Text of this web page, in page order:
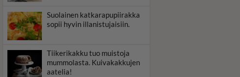
Suolainen katkarapupiirakka
sopii hyvin illanistujaisiin.
Tiikerikakku tuo muistoja
mummolasta. Kuivakakkujen
aatelia!